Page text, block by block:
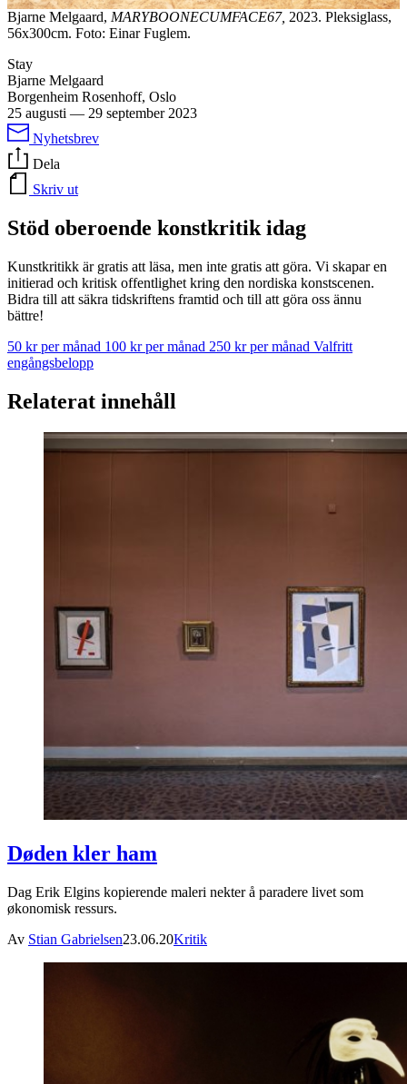
Bjarne Melgaard, MARYBOONECUMFACE67, 2023. Pleksiglass,
56x300cm. Foto: Einar Fuglem.
Stay
Bjarne Melgaard
Borgenheim Rosenhoff, Oslo
25 augusti — 29 september 2023
Nyhetsbrev
Dela
Skriv ut
Stöd oberoende konstkritik idag
Kunstkritikk är gratis att läsa, men inte gratis att göra. Vi skapar en
initierad och kritisk offentlighet kring den nordiska konstscenen.
Bidra till att säkra tidskriftens framtid och till att göra oss ännu
bättre!
50 kr per månad 100 kr per månad 250 kr per månad Valfritt
engångsbelopp
Relaterat innehåll
Døden kler ham
Dag Erik Elgins kopierende maleri nekter å paradere livet som
økonomisk ressurs.
Av Stian Gabrielsen23.06.20Kritik